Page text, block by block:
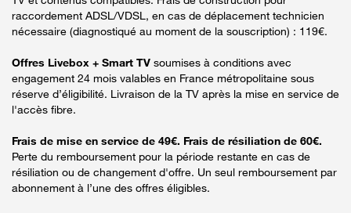
raccordement ADSL/VDSL, en cas de déplacement technicien
nécessaire (diagnostiqué au moment de la souscription) : 119€.
Offres Livebox + Smart TV soumises à conditions avec
engagement 24 mois valables en France métropolitaine sous
réserve d’éligibilité. Livraison de la TV après la mise en service de
l'accès fibre.
Frais de mise en service de 49€. Frais de résiliation de 60€.
Perte du remboursement pour la période restante en cas de
résiliation ou de changement d'offre. Un seul remboursement par
abonnement à l’une des offres éligibles.